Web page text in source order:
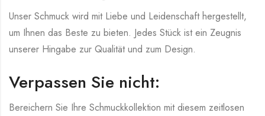
Unser Schmuck wird mit Liebe und Leidenschaft hergestellt,
um Ihnen das Beste zu bieten. Jedes Stück ist ein Zeugnis
unserer Hingabe zur Qualität und zum Design.
Verpassen Sie nicht:
Bereichern Sie Ihre Schmuckkollektion mit diesem zeitlosen